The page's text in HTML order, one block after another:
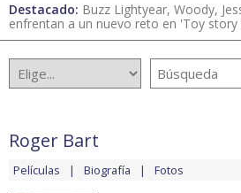
Destacado: Buzz Lightyear, Woody,
enfrentan a un nuevo reto en 'Toy story
Roger Bart
Películas Biografía Fotos